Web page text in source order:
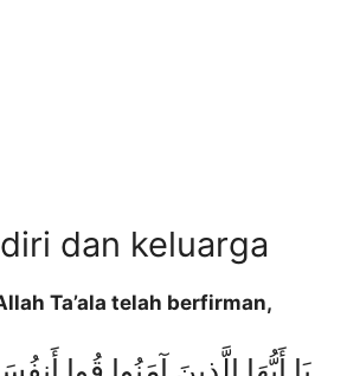
dan keluarga
Ta’ala telah berfirman,